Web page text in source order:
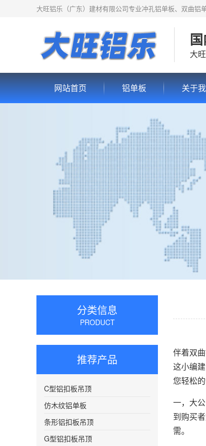
大旺铝乐（广东）建材有限公司专业冲孔铝单板、双曲铝
大
网站首页 铝单板 关于
分类信息
PRODUCT
推荐产品
C型铝扣板吊顶
仿木纹铝单板
条形铝扣板吊顶
G型铝扣板吊顶
伴着双
这小编
您轻松
一，大
到购买
需。